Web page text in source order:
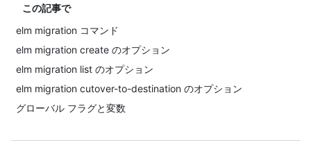
この記事で
elm migration コマンド
elm migration create のオプション
elm migration list のオプション
elm migration cutover-to-destination のオプション
グローバル フラグと変数